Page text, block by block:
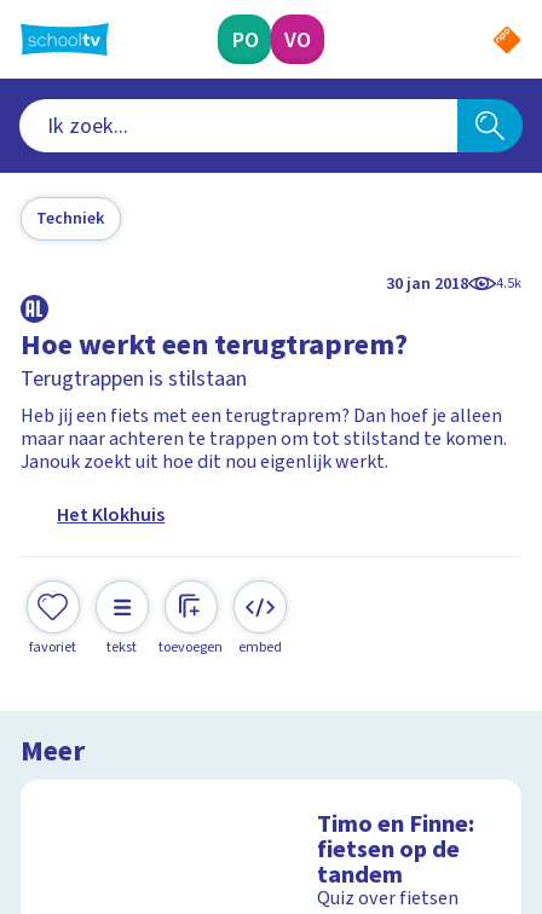
naar
hoofdinhoud
PO VO
Techniek
30 jan 2018 4.5k
Hoe werkt een terugtraprem?
Terugtrappen is stilstaan
Heb jij een fiets met een terugtraprem? Dan hoef je alleen
maar naar achteren te trappen om tot stilstand te komen.
Janouk zoekt uit hoe dit nou eigenlijk werkt.
Het Klokhuis
favoriet tekst toevoegen embed
Meer
Timo en Finne:
fietsen op de
tandem
Quiz over fietsen